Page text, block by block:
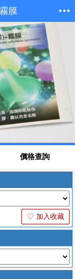
膜
價格查詢
♡ 加入收藏